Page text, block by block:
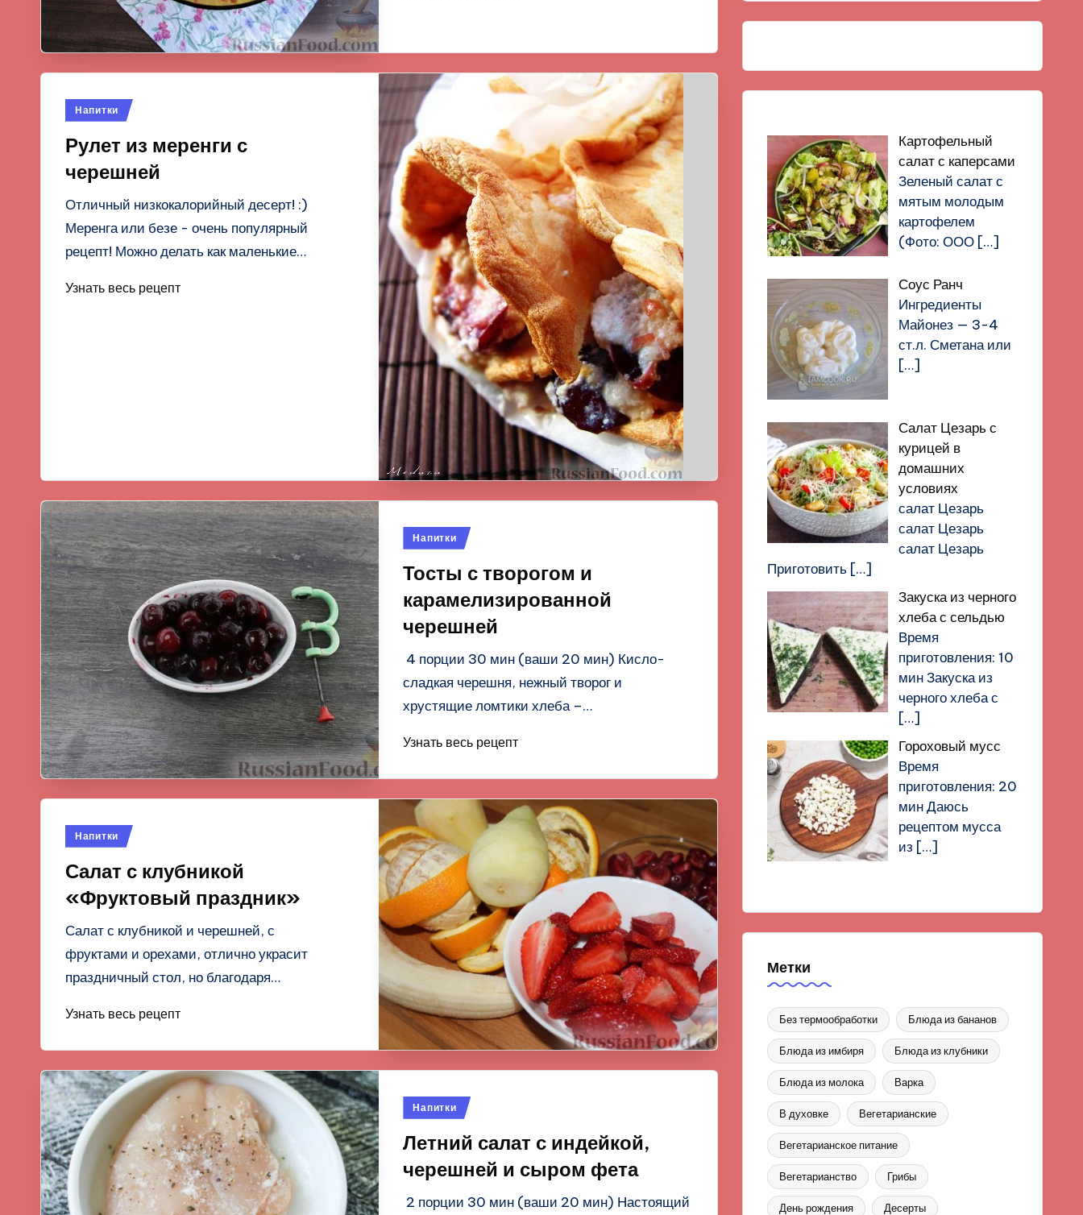
Опубликовано
Напитки
Рулет из меренги с
черешней
Отличный низкокалорийный десерт! :)
Меренга или безе - очень популярный
рецепт! Можно делать как маленькие…
Узнать весь рецепт
Опубликовано
Напитки
Тосты с творогом и
карамелизированной
черешней
4 порции 30 мин (ваши 20 мин) Кисло-
сладкая черешня, нежный творог и
хрустящие ломтики хлеба –…
Узнать весь рецепт
Опубликовано
Напитки
Салат с клубникой
«Фруктовый праздник»
Салат с клубникой и черешней, с
фруктами и орехами, отлично украсит
праздничный стол, но благодаря…
Узнать весь рецепт
Опубликовано
Напитки
Летний салат с индейкой,
черешней и сыром фета
2 порции 30 мин (ваши 20 мин) Настоящий
Картофельный
салат с каперсами
Зеленый салат с
мятым молодым
картофелем
(Фото: ООО […]
Соус Ранч
Ингредиенты
Майонез — 3-4
ст.л. Сметана или
[…]
Салат Цезарь с
курицей в
домашних
условиях
салат Цезарь
салат Цезарь
салат Цезарь
Приготовить […]
Закуска из черного
хлеба с сельдью
Время
приготовления: 10
мин Закуска из
черного хлеба с
[…]
Гороховый мусс
Время
приготовления: 20
мин Даюсь
рецептом мусса
из […]
Метки
Без термообработки Блюда из бананов
Блюда из имбиря Блюда из клубники
Блюда из молока Варка
В духовке Вегетарианские
Вегетарианское питание
Вегетарианство Грибы
День рождения Десерты